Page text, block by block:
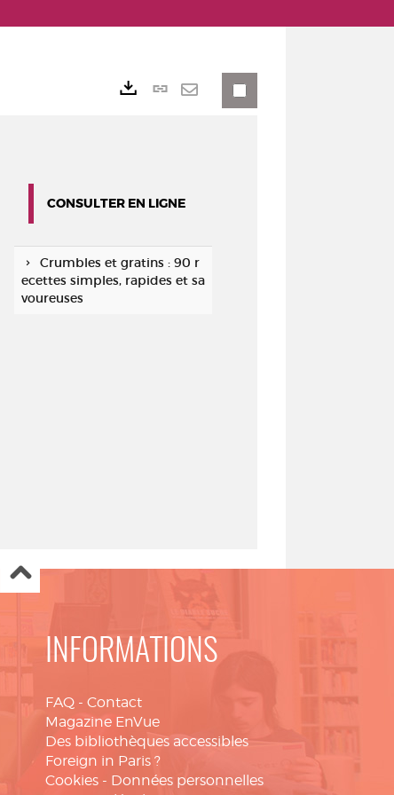
Lien
CONSULTER EN LIGNE
Crumbles et gratins : 90 r
ecettes simples, rapides et sa
voureuses
INFORMATIONS
FAQ - Contact
Magazine EnVue
Des bibliothèques accessibles
Foreign in Paris ?
Cookies - Données personnelles